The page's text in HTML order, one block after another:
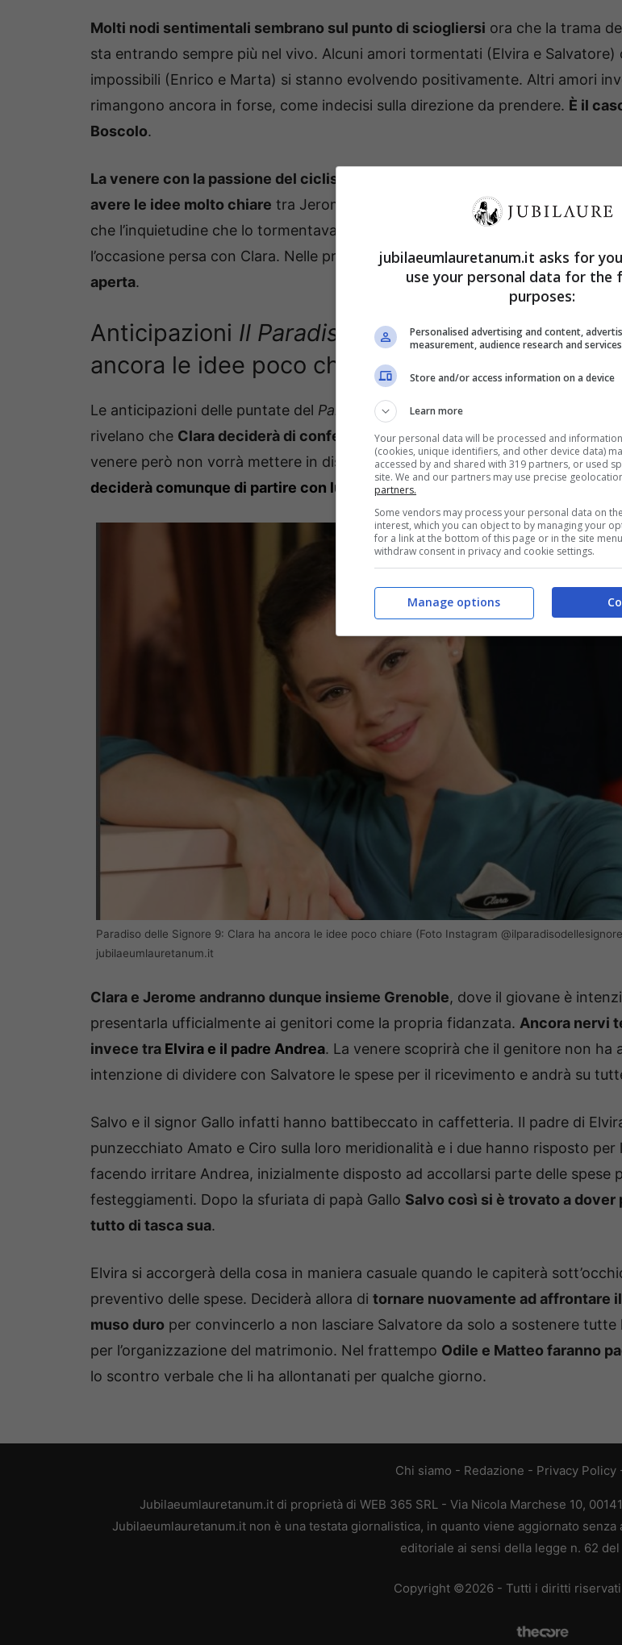
Molti nodi sentimentali sembrano sul punto di sciogliersi ora che la trama
sta entrando sempre più nel vivo. Alcuni amori tormentati (Elvira e Salvatore)
impossibili (Enrico e Marta) si stanno evolvendo positivamente. Altri amori
rimangono ancora in forse, come indecisi sulla direzione da prendere. È il
Boscolo.
La venere con la passione del ciclismo
avere le idee molto chiare tra Jerome e Alfredo. Il magazziniere ha
che l’inquietudine che lo tormentava nasceva dalla gelosia e dal rammarico per
l’occasione persa con Clara. Nelle prossime puntateuna decisione lascerà
aperta.
Anticipazioni Il Paradiso delle Signore 9: Clara
ancora le idee poco chiare
Le anticipazioni delle puntate del Paradiso 9 in programma dal 16 al 20
rivelano che Clara deciderà di confessare a Jerome la verità sul bacio con
venere però non vorrà mettere in discussione il legame con il suo allenatore
deciderà comunque di partire con lui
per le vacanze di Natale.
Paradiso delle Signore 9: Clara ha ancora le idee poco chiare (Foto Instagram
jubilaeumlauretanum.it
Clara e Jerome andranno dunque insieme Grenoble, dove il giovane è
presentarla ufficialmente ai genitori come la propria fidanzata. Ancora nervi
invece tra Elvira e il padre Andrea. La venere scoprirà che il genitore non ha
intenzione di dividere con Salvatore le spese per il ricevimento e andrà su
Salvo e il signor Gallo infatti hanno battibeccato in caffetteria. Il padre di
punzecchiato Amato e Ciro sulla loro meridionalità e i due hanno risposto per
facendo irritare Andrea, inizialmente disposto ad accollarsi parte delle spese
festeggiamenti. Dopo la sfuriata di papà Gallo Salvo così si è trovato a dover
tutto di tasca sua.
Elvira si accorgerà della cosa in maniera casuale quando le capiterà
preventivo delle spese. Deciderà allora di tornare nuovamente ad affrontare
muso duro per convincerlo a non lasciare Salvatore da solo a sostenere tutte
per l’organizzazione del matrimonio. Nel frattempo Odile e Matteo faranno
lo scontro verbale che li ha allontanati per qualche giorno.
Chi siamo - Redazione - Privacy Policy
Jubilaeumlauretanum.it di proprietà di WEB 365 SRL - Via Nicola Marchese 10,
Jubilaeumlauretanum.it non è una testata giornalistica, in quanto viene aggiornato
editoriale ai sensi della legge n. 62 del
Copyright ©2026 - Tutti i diritti
jubilaeumlauretanum.it asks for
use your personal data for the
purposes:
Personalised advertising and content,
measurement, audience research and
Store and/or access information on a device
Learn more
Your personal data will be processed and
(cookies, unique identifiers, and other device data)
accessed by and shared with 319 partners, or used
site. We and our partners may use precise
partners.
Some vendors may process your personal data on
interest, which you can object to by managing your
for a link at the bottom of this page or in the site
withdraw consent in privacy and cookie settings.
Manage options